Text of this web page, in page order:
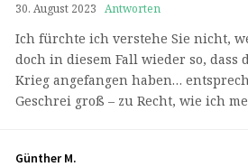
30. August 2023 Antworten
Ich fürchte ich verstehe Sie nicht,
doch in diesem Fall wieder so,
Krieg angefangen haben…
Geschrei groß – zu Recht, wie ich
Günther M.